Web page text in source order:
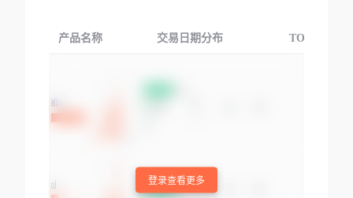
产品名称 交易日期分布 TOP3交易国
登录查看更多